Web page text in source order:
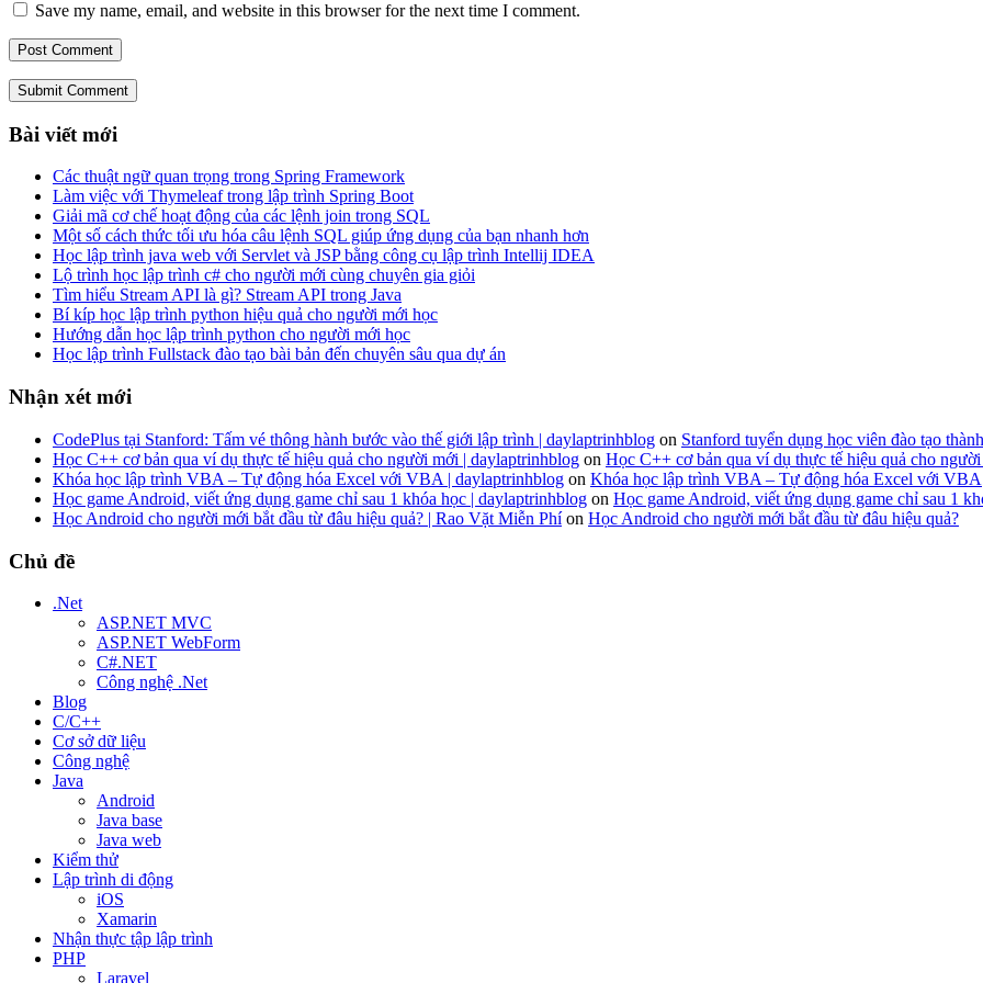
Save my name, email, and website in this browser for the next time I comment.
Submit Comment
Bài viết mới
Các thuật ngữ quan trọng trong Spring Framework
Làm việc với Thymeleaf trong lập trình Spring Boot
Giải mã cơ chế hoạt động của các lệnh join trong SQL
Một số cách thức tối ưu hóa câu lệnh SQL giúp ứng dụng của bạn nhanh hơn
Học lập trình java web với Servlet và JSP bằng công cụ lập trình Intellij IDEA
Lộ trình học lập trình c# cho người mới cùng chuyên gia giỏi
Tìm hiểu Stream API là gì? Stream API trong Java
Bí kíp học lập trình python hiệu quả cho người mới học
Hướng dẫn học lập trình python cho người mới học
Học lập trình Fullstack đào tạo bài bản đến chuyên sâu qua dự án
Nhận xét mới
CodePlus tại Stanford: Tấm vé thông hành bước vào thế giới lập trình | daylaptrinhblog on Stanford tuyển dụng học viên đào tạo
Học C++ cơ bản qua ví dụ thực tế hiệu quả cho người mới | daylaptrinhblog on Học C++ cơ bản qua ví dụ thực tế hiệu quả cho
Khóa học lập trình VBA – Tự động hóa Excel với VBA | daylaptrinhblog on Khóa học lập trình VBA – Tự động hóa Excel với VBA
Học game Android, viết ứng dụng game chỉ sau 1 khóa học | daylaptrinhblog on Học game Android, viết ứng dụng game chỉ sau 1
Học Android cho người mới bắt đầu từ đâu hiệu quả? | Rao Vặt Miễn Phíon Học Android cho người mới bắt đầu từ đâu hiệu quả?
Chủ đề
.Net
ASP.NET MVC
ASP.NET WebForm
C#.NET
Công nghệ .Net
Blog
C/C++
Cơ sở dữ liệu
Công nghệ
Java
Android
Java base
Java web
Kiểm thử
Lập trình di động
iOS
Xamarin
Nhận thực tập lập trình
PHP
Laravel